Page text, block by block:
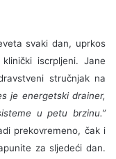
svaki dan, uprkos
iscrpljeni. Jane
stručnjak na
je energetski drainer,
u petu brzinu.”
prekovremeno, čak i
za sljedeći dan.